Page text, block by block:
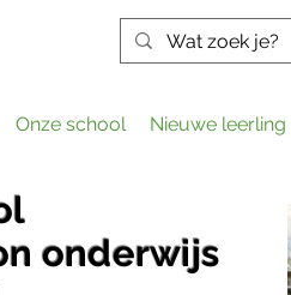
Onze school Nieuwe leerling
onderwijs